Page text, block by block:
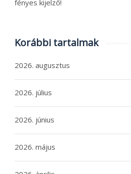
fényes kijelző!
Korábbi tartalmak
2026. augusztus
2026. július
2026. június
2026. május